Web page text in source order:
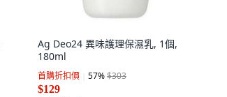
Ag Deo24 異味護理保濕乳, 1個,
180ml
首購折扣價 57%$303
$129